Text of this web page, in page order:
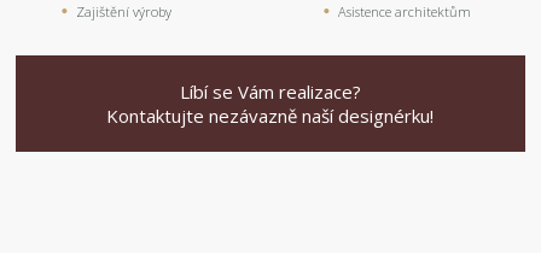
Zajištění výroby
Asistence architektům
Líbí se Vám realizace?
Kontaktujte nezávazně naší designérku!